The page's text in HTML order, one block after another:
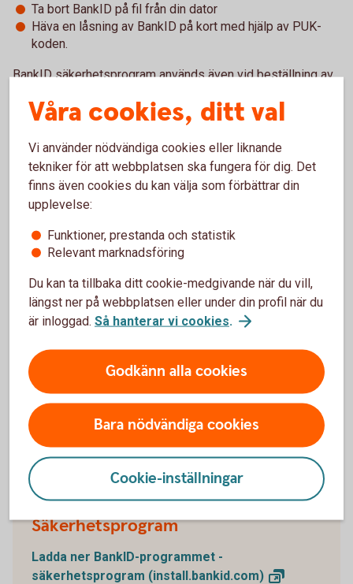
Ta bort BankID på fil från din dator
Häva en låsning av BankID på kort med hjälp av PUK-
koden.
BankID säkerhetsprogram används även vid beställning av
Pris
Hjälp med BankID
Om du vill få hjälp med BankID är du välkommen att
chatta med vår virtuella assistent eller ringa oss.
Chatta med vår virtuella assistent
Ring 044-850 00 och få hjälp med BankID
Ladda ner BankID-programmet
Säkerhetsprogram
Ladda ner BankID-programmet -
säkerhetsprogram (install.bankid.com)
Våra cookies, ditt val
Vi använder nödvändiga cookies eller liknande
tekniker för att webbplatsen ska fungera för dig. Det
finns även cookies du kan välja som förbättrar din
upplevelse:
Funktioner, prestanda och statistik
Relevant marknadsföring
Du kan ta tillbaka ditt cookie-medgivande när du vill,
längst ner på webbplatsen eller under din profil när du
är inloggad. Så hanterar vi cookies.
Godkänn alla cookies
Bara nödvändiga cookies
Cookie-inställningar